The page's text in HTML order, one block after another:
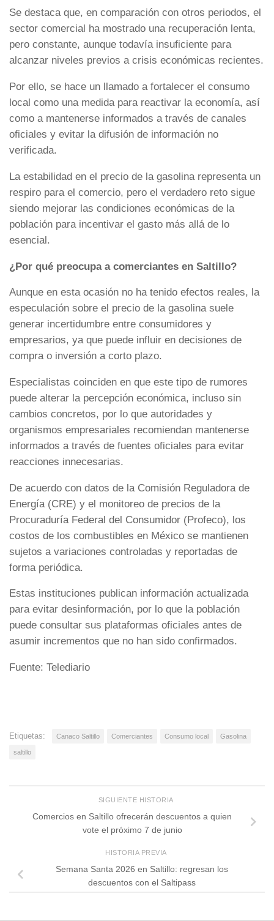
Se destaca que, en comparación con otros periodos, el
sector comercial ha mostrado una recuperación lenta,
pero constante, aunque todavía insuficiente para
alcanzar niveles previos a crisis económicas recientes.
Por ello, se hace un llamado a fortalecer el consumo
local como una medida para reactivar la economía, así
como a mantenerse informados a través de canales
oficiales y evitar la difusión de información no
verificada.
La estabilidad en el precio de la gasolina representa un
respiro para el comercio, pero el verdadero reto sigue
siendo mejorar las condiciones económicas de la
población para incentivar el gasto más allá de lo
esencial.
¿Por qué preocupa a comerciantes en Saltillo?
Aunque en esta ocasión no ha tenido efectos reales, la
especulación sobre el precio de la gasolina suele
generar incertidumbre entre consumidores y
empresarios, ya que puede influir en decisiones de
compra o inversión a corto plazo.
Especialistas coinciden en que este tipo de rumores
puede alterar la percepción económica, incluso sin
cambios concretos, por lo que autoridades y
organismos empresariales recomiendan mantenerse
informados a través de fuentes oficiales para evitar
reacciones innecesarias.
De acuerdo con datos de la Comisión Reguladora de
Energía (CRE) y el monitoreo de precios de la
Procuraduría Federal del Consumidor (Profeco), los
costos de los combustibles en México se mantienen
sujetos a variaciones controladas y reportadas de
forma periódica.
Estas instituciones publican información actualizada
para evitar desinformación, por lo que la población
puede consultar sus plataformas oficiales antes de
asumir incrementos que no han sido confirmados.
Fuente: Telediario
Etiquetas: Canaco Saltillo Comerciantes Consumo local Gasolina
saltillo
SIGUIENTE HISTORIA
Comercios en Saltillo ofrecerán descuentos a quien
vote el próximo 7 de junio
HISTORIA PREVIA
Semana Santa 2026 en Saltillo: regresan los
descuentos con el Saltipass